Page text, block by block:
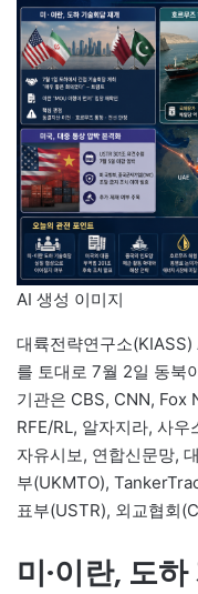
AI 생성 이미지
대륙전략연구소(KIASS)
를 토대로 7월 2일 동북
기관은 CBS, CNN, Fox
RFE/RL, 알자지라, 사
자유시보, 연합신문망,
부(UKMTO),
표부(USTR), 외교협회
미·이란, 도